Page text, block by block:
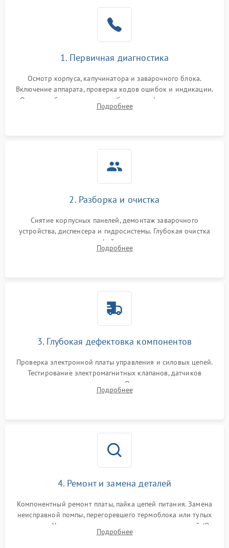
1. Первичная диагностика
Осмотр корпуса, капучинатора и заварочного блока.
Включение аппарата, проверка кодов ошибок и индикации.
Оценка работы помпы, термоблока и кофемолки на слух.
Измерение температуры и давления воды для выявления
Подробнее
2. Разборка и очистка
Снятие корпусных панелей, демонтаж заварочного
устройства, диспенсера и гидросистемы. Глубокая очистка
внутренних узлов от кофейных масел, жмыха и накипи.
Промывка дренажных каналов и фильтров с использованием
Подробнее
3. Глубокая дефектовка компонентов
Проверка электронной платы управления и силовых цепей.
Тестирование электромагнитных клапанов, датчиков
температуры и расходомера. Оценка степени износа
жерновов кофемолки, уплотнительных колец гидросистемы
Подробнее
4. Ремонт и замена деталей
Компонентный ремонт платы, пайка цепей питания. Замена
неисправной помпы, перегоревшего термоблока или тупых
жерновов. Установка новых силиконовых уплотнителей (O-
ring) и тефлоновых трубок для надежного устранения
Подробнее